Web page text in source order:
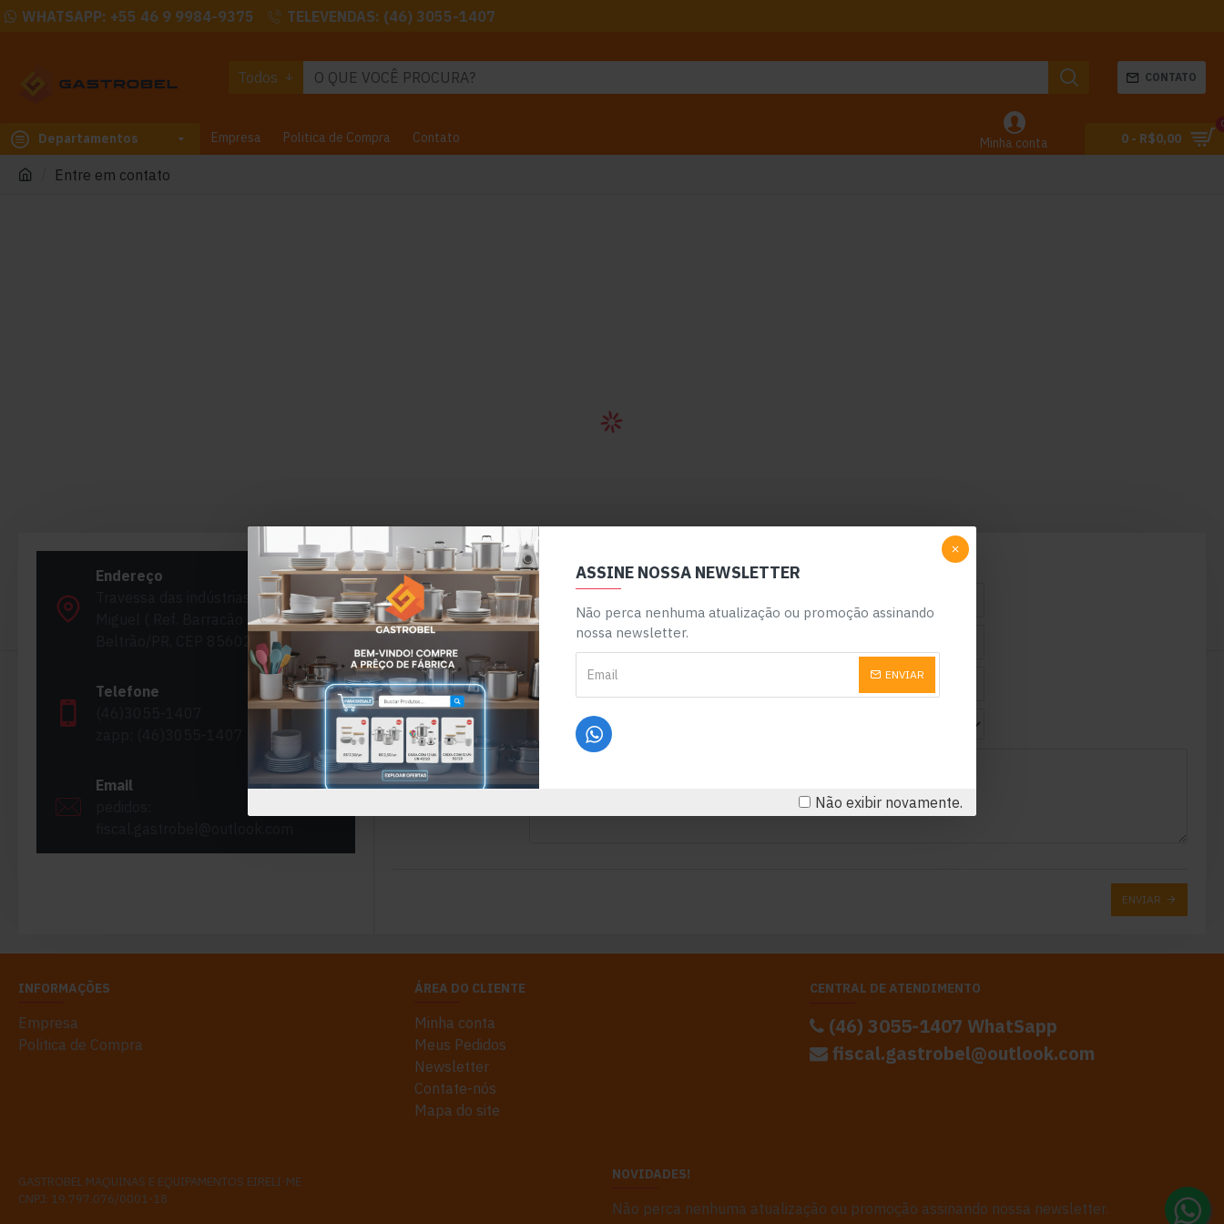
ASSINE NOSSA NEWSLETTER
Não perca nenhuma atualização ou promoção assinando
nossa newsletter.
ENVIAR
Não exibir novamente.
WHATSAPP: +55 46 9 9984-9375 TELEVENDAS: (46) 3055-1407
Todos CONTATO
Departamentos Empresa Politica de Compra Contato Minha conta 0 - R$0,00
Entre em contato
Endereço
Travessa das indústrias, 138, São
Miguel ( Ref. Barracão 10), Francisco
Beltrão/PR, CEP 85602-822
Telefone
Email
FORMULÁRIO DE CONTATO
Nome
Email
Departamento
Mensagem
ENVIAR
INFORMAÇÕES
Empresa
Politica de Compra
ÁREA DO CLIENTE
Minha conta
Meus Pedidos
Newsletter
Contate-nós
Mapa do site
CENTRAL DE ATENDIMENTO
(46) 3055-1407 WhatSapp
fiscal.gastrobel@outlook.com
GASTROBEL MAQUINAS E EQUIPAMENTOS EIRELI-ME
CNPJ: 19.797.076/0001-18
NOVIDADES!
Não perca nenhuma atualização ou promoção assinando nossa newsletter.